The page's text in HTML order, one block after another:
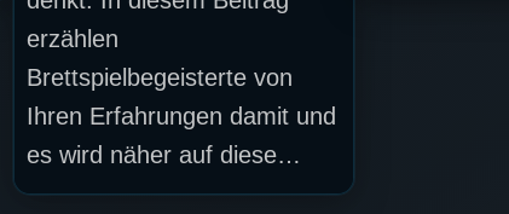
erzählen
Brettspielbegeisterte von
Ihren Erfahrungen damit und
es wird näher auf diese…